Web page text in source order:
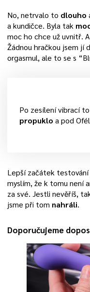
No, netrvalo to dlouho
a kundičce. Byla tak
moc ho chce už uvnitř.
Žádnou hračkou jsem jí
orgasmul, ale to se s
Po zesílení vibrací
propuklo a pod
Lepší začátek
myslím, že k tomu není
za své. Jestli nevěříš,
jsme při tom nahráli.
Doporučujeme